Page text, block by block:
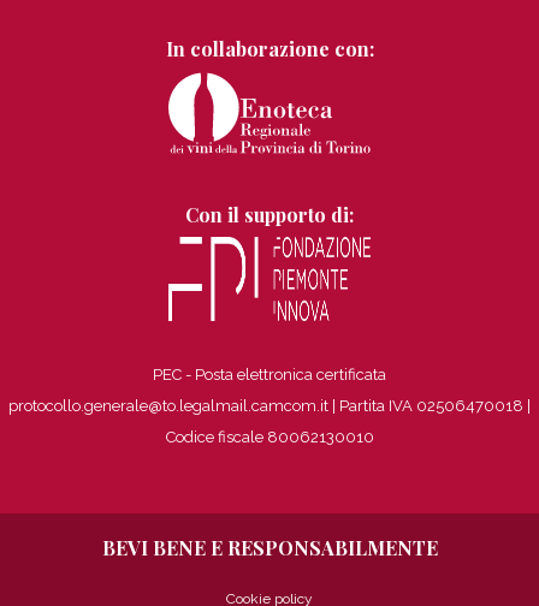
In collaborazione con:
Con il supporto di:
PEC - Posta elettronica certificata
protocollo.generale@to.legalmail.camcom.it | Partita IVA 02506470018 |
Codice fiscale 80062130010
BEVI BENE E RESPONSABILMENTE
Cookie policy